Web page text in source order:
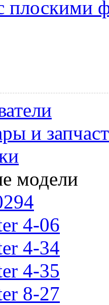
плоскими
и
модели
4-06
4-34
4-35
8-27